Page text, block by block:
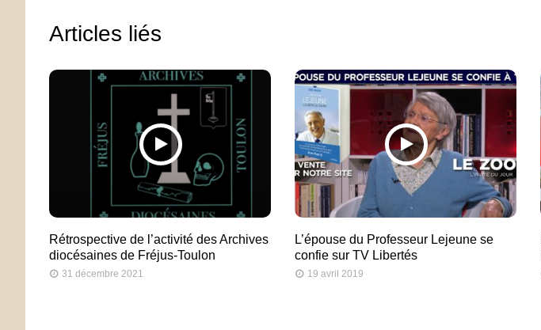
Articles liés
Rétrospective de l’activité des Archives
diocésaines de Fréjus-Toulon
31 décembre 2021
L’épouse du Professeur Lejeune se
confie sur TV Libertés
19 avril 2019